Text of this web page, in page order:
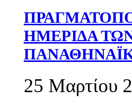
ΗΜΕΡΙΔΑ
25 Μαρτίου